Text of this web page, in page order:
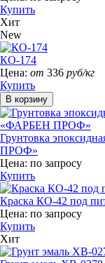
Купить
Хит
New
КО-174
Цена: от 336 руб/кг
Купить
Грунтовка
ПРОФ»
Цена: по запросу
Купить
Краска КО-42 под
Цена: по запросу
Купить
Хит